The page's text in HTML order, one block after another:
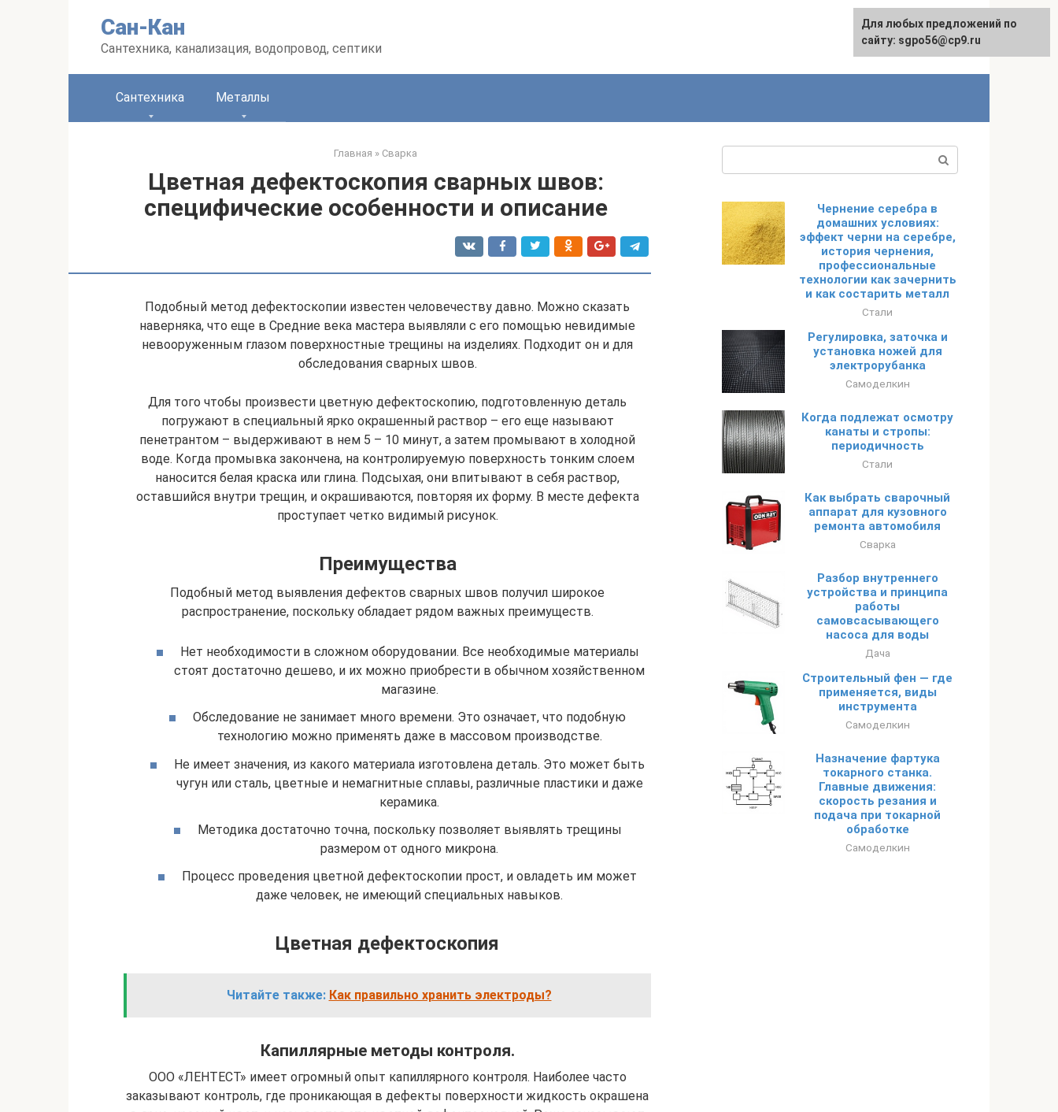
Сан-Кан
Сантехника, канализация, водопровод, септики
English
Сантехника Металлы
Главная » Сварка
Цветная дефектоскопия сварных швов:
специфические особенности и описание
Подобный метод дефектоскопии известен человечеству давно. Можно сказать
наверняка, что еще в Средние века мастера выявляли с его помощью невидимые
невооруженным глазом поверхностные трещины на изделиях. Подходит он и для
обследования сварных швов.
Для того чтобы произвести цветную дефектоскопию, подготовленную деталь
погружают в специальный ярко окрашенный раствор – его еще называют
пенетрантом – выдерживают в нем 5 – 10 минут, а затем промывают в холодной
воде. Когда промывка закончена, на контролируемую поверхность тонким слоем
наносится белая краска или глина. Подсыхая, они впитывают в себя раствор,
оставшийся внутри трещин, и окрашиваются, повторяя их форму. В месте дефекта
проступает четко видимый рисунок.
Преимущества
Подобный метод выявления дефектов сварных швов получил широкое
распространение, поскольку обладает рядом важных преимуществ.
Нет необходимости в сложном оборудовании. Все необходимые материалы
стоят достаточно дешево, и их можно приобрести в обычном хозяйственном
магазине.
Обследование не занимает много времени. Это означает, что подобную
технологию можно применять даже в массовом производстве.
Не имеет значения, из какого материала изготовлена деталь. Это может быть
чугун или сталь, цветные и немагнитные сплавы, различные пластики и даже
керамика.
Методика достаточно точна, поскольку позволяет выявлять трещины
размером от одного микрона.
Процесс проведения цветной дефектоскопии прост, и овладеть им может
даже человек, не имеющий специальных навыков.
Цветная дефектоскопия
Читайте также: Как правильно хранить электроды?
Капиллярные методы контроля.
ООО «ЛЕНТЕСТ» имеет огромный опыт капиллярного контроля. Наиболее часто
заказывают контроль, где проникающая в дефекты поверхности жидкость окрашена
Чернение серебра в
домашних условиях:
эффект черни на серебре,
история чернения,
профессиональные
технологии как зачернить
и как состарить металл
Стали
Регулировка, заточка и
установка ножей для
электрорубанка
Самоделкин
Когда подлежат осмотру
канаты и стропы:
периодичность
Стали
Как выбрать сварочный
аппарат для кузовного
ремонта автомобиля
Сварка
Разбор внутреннего
устройства и принципа
работы
самовсасывающего
насоса для воды
Дача
Строительный фен — где
применяется, виды
инструмента
Самоделкин
Назначение фартука
токарного станка.
Главные движения:
скорость резания и
подача при токарной
обработке
Самоделкин
Для любых предложений по
сайту: sgpo56@cp9.ru